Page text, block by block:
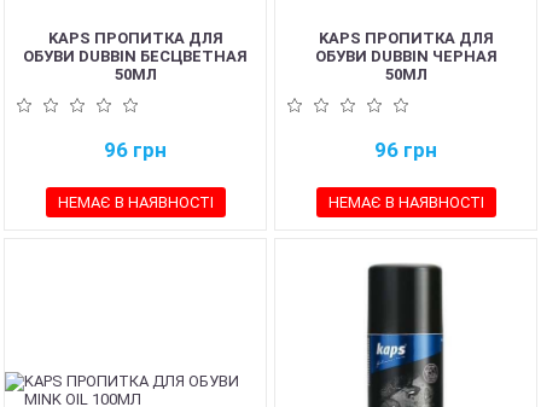
KAPS ПРОПИТКА ДЛЯ
ОБУВИ DUBBIN БЕСЦВЕТНАЯ
50МЛ
96 грн
НЕМАЄ В НАЯВНОСТІ
KAPS ПРОПИТКА ДЛЯ
ОБУВИ DUBBIN ЧЕРНАЯ
50МЛ
96 грн
НЕМАЄ В НАЯВНОСТІ